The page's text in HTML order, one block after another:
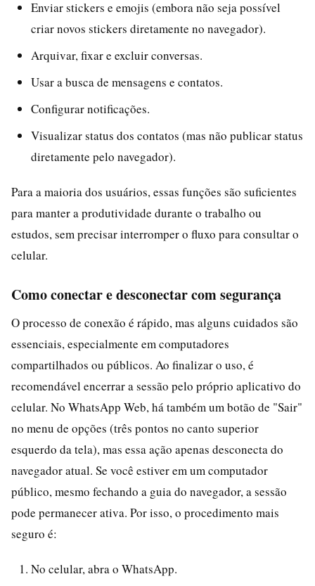
Enviar stickers e emojis (embora não seja possível
criar novos stickers diretamente no navegador).
Arquivar, fixar e excluir conversas.
Usar a busca de mensagens e contatos.
Configurar notificações.
Visualizar status dos contatos (mas não publicar status
diretamente pelo navegador).
Para a maioria dos usuários, essas funções são suficientes
para manter a produtividade durante o trabalho ou
estudos, sem precisar interromper o fluxo para consultar o
celular.
Como conectar e desconectar com segurança
O processo de conexão é rápido, mas alguns cuidados são
essenciais, especialmente em computadores
compartilhados ou públicos. Ao finalizar o uso, é
recomendável encerrar a sessão pelo próprio aplicativo do
celular. No WhatsApp Web, há também um botão de "Sair"
no menu de opções (três pontos no canto superior
esquerdo da tela), mas essa ação apenas desconecta do
navegador atual. Se você estiver em um computador
público, mesmo fechando a guia do navegador, a sessão
pode permanecer ativa. Por isso, o procedimento mais
seguro é:
No celular, abra o WhatsApp.